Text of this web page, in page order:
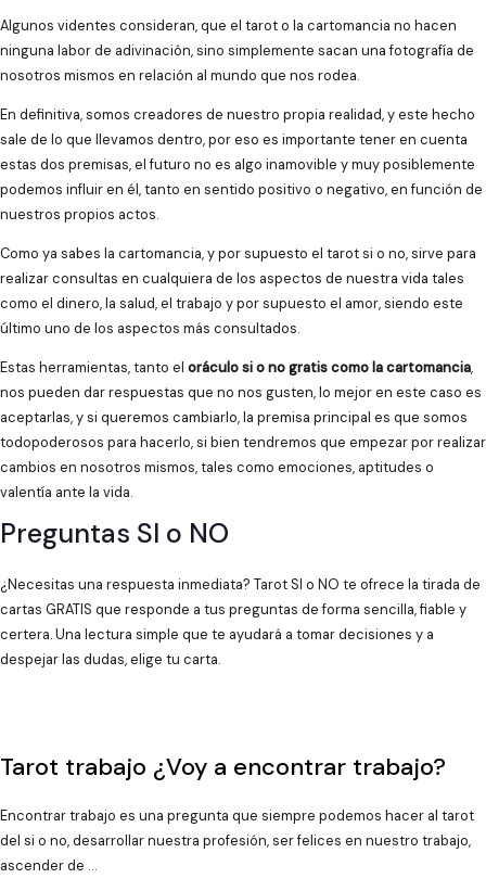
Algunos videntes consideran, que el tarot o la cartomancia no hacen
ninguna labor de adivinación, sino simplemente sacan una fotografía de
nosotros mismos en relación al mundo que nos rodea.
En definitiva, somos creadores de nuestro propia realidad, y este hecho
sale de lo que llevamos dentro, por eso es importante tener en cuenta
estas dos premisas, el futuro no es algo inamovible y muy posiblemente
podemos influir en él, tanto en sentido positivo o negativo, en función de
nuestros propios actos.
Como ya sabes la cartomancia, y por supuesto el tarot si o no, sirve para
realizar consultas en cualquiera de los aspectos de nuestra vida tales
como el dinero, la salud, el trabajo y por supuesto el amor, siendo este
último uno de los aspectos más consultados.
Estas herramientas, tanto el oráculo si o no gratis como la cartomancia,
nos pueden dar respuestas que no nos gusten, lo mejor en este caso es
aceptarlas, y si queremos cambiarlo, la premisa principal es que somos
todopoderosos para hacerlo, si bien tendremos que empezar por realizar
cambios en nosotros mismos, tales como emociones, aptitudes o
valentía ante la vida.
Preguntas SI o NO
¿Necesitas una respuesta inmediata? Tarot SI o NO te ofrece la tirada de
cartas GRATIS que responde a tus preguntas de forma sencilla, fiable y
certera. Una lectura simple que te ayudará a tomar decisiones y a
despejar las dudas, elige tu carta.
Tarot trabajo ¿Voy a encontrar trabajo?
Encontrar trabajo es una pregunta que siempre podemos hacer al tarot
del si o no, desarrollar nuestra profesión, ser felices en nuestro trabajo,
ascender de …